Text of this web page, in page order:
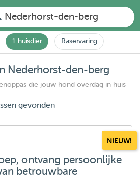
Nederhorst-den-berg
1 huisdier Raservaring
Nederhorst-den-berg
die jouw hond overdag in huis
gevonden
NIEUW!
ontvang persoonlijke
betrouwbare